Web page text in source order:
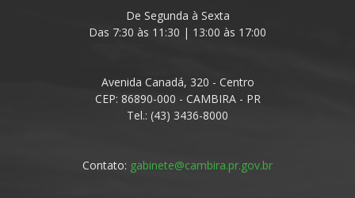
De Segunda à Sexta
Das 7:30 às 11:30 | 13:00 às 17:00
Avenida Canadá, 320 - Centro
CEP: 86890-000 - CAMBIRA - PR
Tel.: (43) 3436-8000
Contato: gabinete@cambira.pr.gov.br